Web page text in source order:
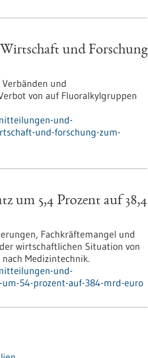
und Forschung
und
von auf Fluoralkylgruppen
und-
und-forschung-zum-
um 5,4 Prozent auf 38,4
Fachkräftemangel und
wirtschaftlichen Situation von
Medizintechnik.
und-
54-prozent-auf-384-mrd-euro